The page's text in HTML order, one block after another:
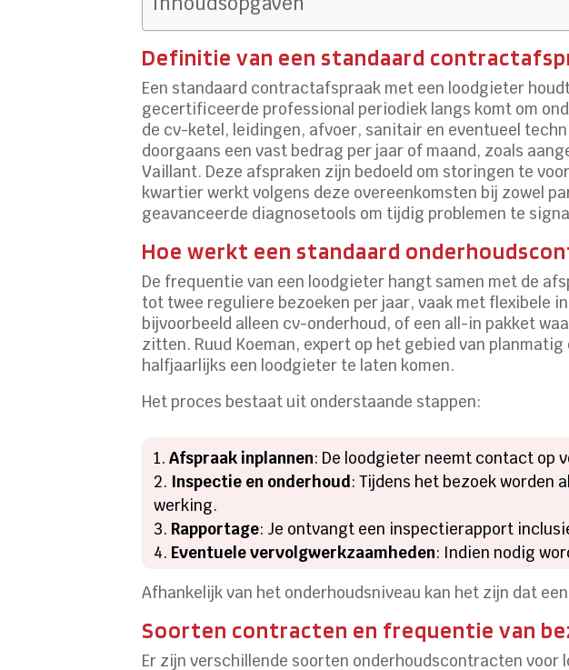
Definitie van een standaard
Een standaard contractafspraak met een loodgieter
gecertificeerde professional periodiek langs komt om
de cv-ketel, leidingen, afvoer, sanitair en eventueel
doorgaans een vast bedrag per jaar of maand, zoals
Vaillant. Deze afspraken zijn bedoeld om storingen te
kwartier werkt volgens deze overeenkomsten bij zowel
geavanceerde diagnosetools om tijdig problemen te
Hoe werkt een standaard
De frequentie van een loodgieter hangt samen met de
tot twee reguliere bezoeken per jaar, vaak met flexibele
bijvoorbeeld alleen cv-onderhoud, of een all-in pakket
zitten. Ruud Koeman, expert op het gebied van
halfjaarlijks een loodgieter te laten komen.
Het proces bestaat uit onderstaande stappen:
Afspraak inplannen: De loodgieter neemt contact op
Inspectie en onderhoud: Tijdens het bezoek worden
werking.
Rapportage: Je ontvangt een inspectierapport
Eventuele vervolgwerkzaamheden: Indien nodig
Afhankelijk van het onderhoudsniveau kan het zijn dat
Soorten contracten en frequentie van
Er zijn verschillende soorten onderhoudscontracten